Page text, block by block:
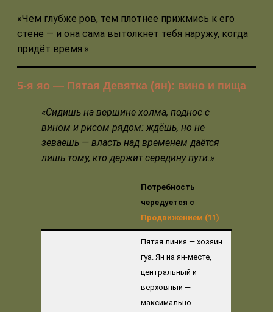
«Чем глубже ров, тем плотнее прижмись к его
стене — и она сама вытолкнет тебя наружу, когда
придёт время.»
5-я яо — Пятая Девятка (ян): вино и пища
«Сидишь на вершине холма, поднос с
вином и рисом рядом: ждёшь, но не
зеваешь — власть над временем даётся
лишь тому, кто держит середину пути.»
Потребность
чередуется с
Продвижением (11)
Пятая линия — хозяин
гуа. Ян на ян-месте,
центральный и
верховный —
максимально